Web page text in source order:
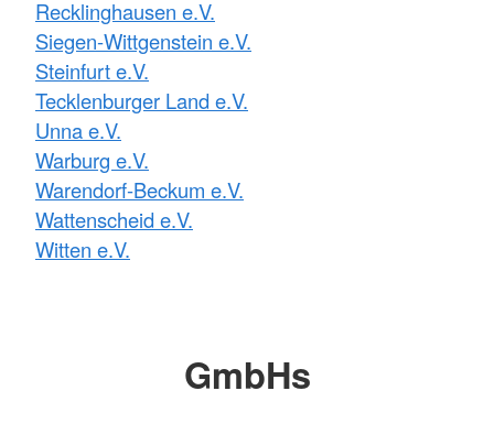
Recklinghausen e.V.
Siegen-Wittgenstein e.V.
Steinfurt e.V.
Tecklenburger Land e.V.
Unna e.V.
Warburg e.V.
Warendorf-Beckum e.V.
Wattenscheid e.V.
Witten e.V.
GmbHs